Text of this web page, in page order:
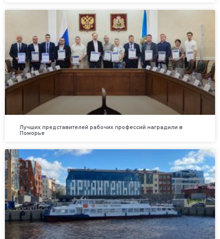
Лучших представителей рабочих профессий наградили в
Поморье